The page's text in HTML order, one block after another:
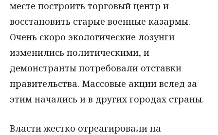
месте построить торговый центр и
восстановить старые военные казармы.
Очень скоро экологические лозунги
изменились политическими, и
демонстранты потребовали отставки
правительства. Массовые акции вслед за
этим начались и в других городах страны.
Власти жестко отреагировали на